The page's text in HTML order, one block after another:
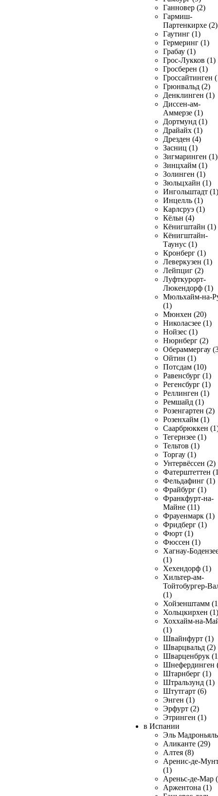
Ганновер (2)
Гармиш-
Партенкирхе (2)
Гаутинг (1)
Гермеринг (1)
Грабау (1)
Грос-Лукков (1)
Гросберен (1)
Гроссайтинген
Грюнвальд (2)
Денклинген (1)
Диссен-ам-
Аммерзе (1)
Дортмунд (1)
Драйайх (1)
Дрезден (4)
Засниц (1)
Зигмаринген (1)
Зинцхайм (1)
Золинген (1)
Зюльцхайн (1)
Ингольштадт (1)
Инцелль (1)
Карлсруэ (1)
Кёльн (4)
Кёнигштайн (1)
Кёнигштайн-
Таунус (1)
Кронберг (1)
Леверкузен (1)
Лейпциг (2)
Луфткурорт-
Люкендорф (1)
Мюльхайм-на-
(1)
Мюнхен (20)
Николасзее (1)
Нойзес (1)
Нюрнберг (2)
Обераммергау
Ойтин (1)
Потсдам (10)
Равенсбург (1)
Регенсбург (1)
Реллинген (1)
Ремшайд (1)
Розенгартен (2)
Розенхайм (1)
Саарбрюккен
Тегернзее (1)
Тельтов (1)
Торгау (1)
Унтервёссен (2)
Фатерштеттен
Фельдафинг (1)
Фрайбург (1)
Франкфурт-на-
Майне (11)
Фрауенмарк (1)
Фридберг (1)
Фюрт (1)
Фюссен (1)
Хагнау-
(1)
Хехендорф (1)
Хильтер-ам-
Тойтобургер-
(1)
Хойзенштамм
Хольцкирхен (1)
Хоххайм-на-
(1)
Швайнфурт (1)
Шварцвальд (2)
Шварценбрук
Шнефердинген
Штарнберг (1)
Штральзунд (1)
Штутгарт (6)
Энген (1)
Эрфурт (2)
Этринген (1)
в Испании
Эль
Аликанте (29)
Алтея (8)
Аренис-де-
(1)
Ареньс-де-Мар
Аржентона (1)